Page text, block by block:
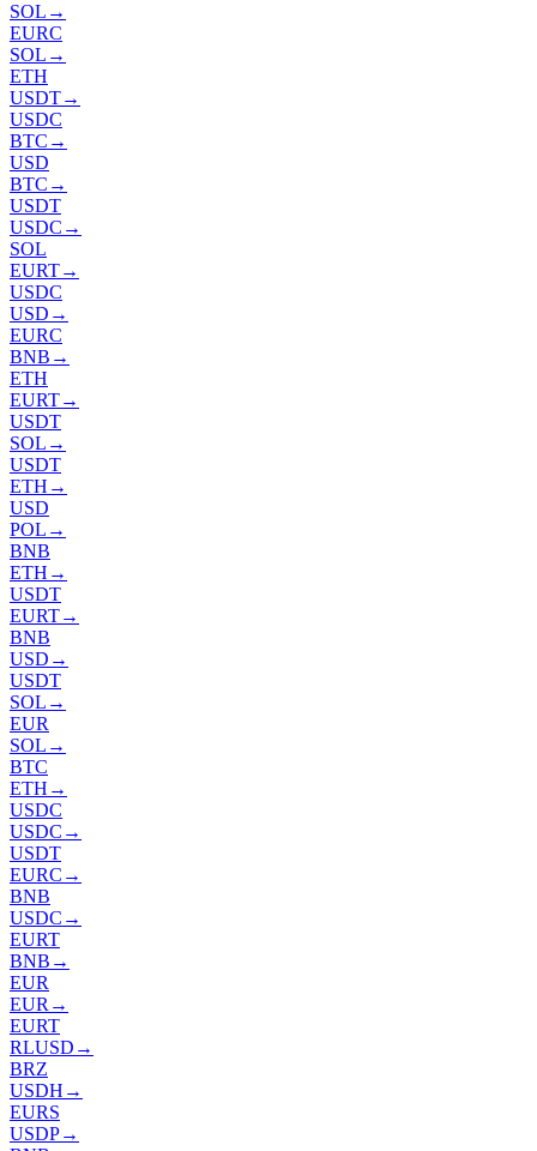
SOL →
EURC
SOL →
ETH
USDT→
USDC
BTC →
USD
BTC →
USDT
USDC →
SOL
EURT→
USDC
USD →
EURC
BNB →
ETH
EURT→
USDT
SOL →
USDT
ETH →
USD
POL →
BNB
ETH →
USDT
EURT→
BNB
USD →
USDT
SOL →
EUR
SOL →
BTC
ETH →
USDC
USDC →
USDT
EURC →
BNB
USDC →
EURT
BNB →
EUR
EUR →
EURT
RLUSD →
BRZ
USDH →
EURS
USDP→